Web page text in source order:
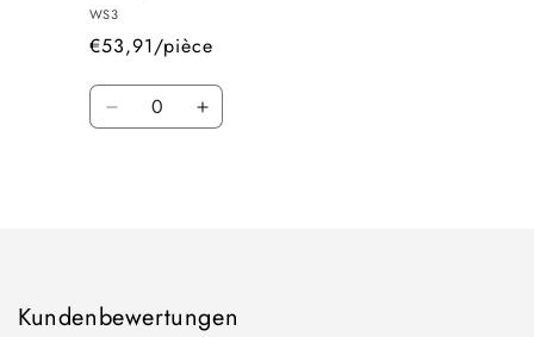
WS3
€53,91/pièce
Quantité
Réduire
Augmenter
Kundenbewertungen